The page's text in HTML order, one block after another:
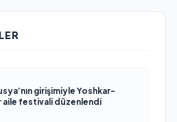
girişimiyle Yoshkar-
aile festivali düzenlendi